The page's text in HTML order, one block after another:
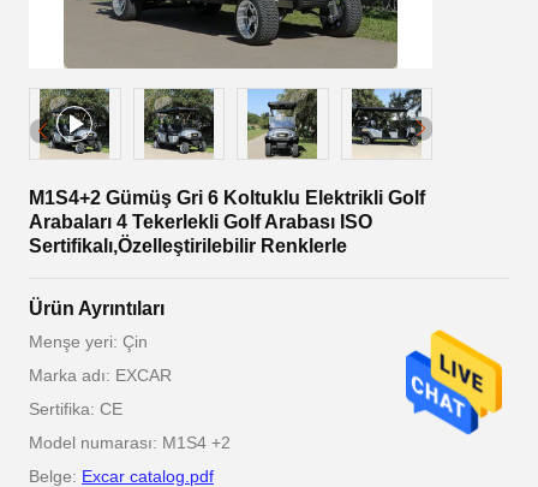
M1S4+2 Gümüş Gri 6 Koltuklu Elektrikli Golf
Arabaları 4 Tekerlekli Golf Arabası ISO
Sertifikalı,Özelleştirilebilir Renklerle
Ürün Ayrıntıları
Menşe yeri: Çin
Marka adı: EXCAR
Sertifika: CE
Model numarası: M1S4 +2
Belge: Excar catalog.pdf